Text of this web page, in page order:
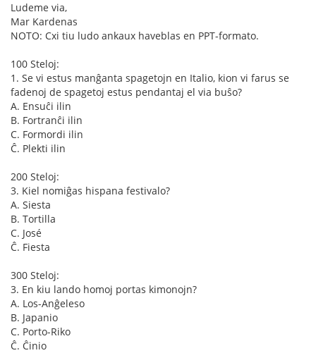
Ludeme via,
Mar Kardenas
NOTO: Cxi tiu ludo ankaux haveblas en PPT-formato.
100 Steloj:
1. Se vi estus manĝanta spagetojn en Italio, kion vi farus se
fadenoj de spagetoj estus pendantaj el via buŝo?
A. Ensuĉi ilin
B. Fortranĉi ilin
C. Formordi ilin
Ĉ. Plekti ilin
200 Steloj:
3. Kiel nomiĝas hispana festivalo?
A. Siesta
B. Tortilla
C. José
Ĉ. Fiesta
300 Steloj:
3. En kiu lando homoj portas kimonojn?
A. Los-Anĝeleso
B. Japanio
C. Porto-Riko
Ĉ. Ĉinio